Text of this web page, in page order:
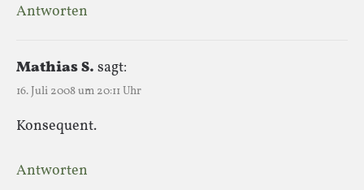
Antworten
Mathias S. sagt:
16. Juli 2008 um 20:11 Uhr
Konsequent.
Antworten